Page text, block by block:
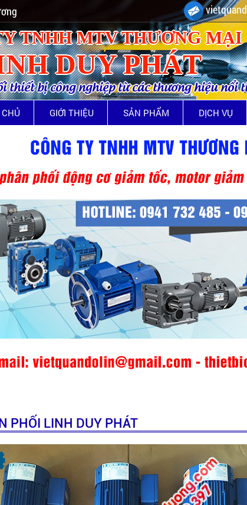
TNHH MTV THƯƠNG MẠI
DUY PHÁT
thiết bị công nghiệp từ các thương hiệu nổi
GIỚI THIỆU SẢN PHẨM DỊCH VỤ
PHỐI LINH DUY PHÁT